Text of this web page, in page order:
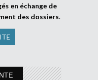
en échange de
des dossiers.